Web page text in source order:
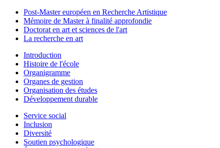
Post-Master européen en Recherche Artistique
Mémoire de Master à finalité approfondie
Doctorat en art et sciences de l'art
La recherche en art
Introduction
Histoire de l'école
Organigramme
Organes de gestion
Organisation des études
Développement durable
Service social
Inclusion
Diversité
Soutien psychologique